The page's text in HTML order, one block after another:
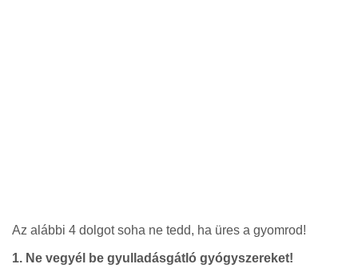
Az alábbi 4 dolgot soha ne tedd, ha üres a gyomrod!
1. Ne vegyél be gyulladásgátló gyógyszereket!